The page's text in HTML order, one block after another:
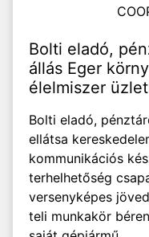
Bolti eladó,
állás Eger
élelmiszer
Bolti eladó,
ellátsa
kommunikációs
terhelhetőség
versenyképes
teli munkakör